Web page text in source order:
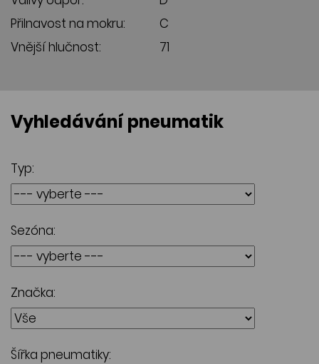
Přilnavost na mokru:
C
Vnější hlučnost:
71
Vyhledávání pneumatik
Typ:
Sezóna:
Značka:
Šířka pneumatiky: